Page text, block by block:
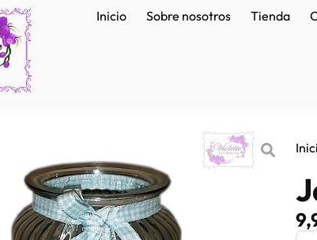
Inicio Sobre nosotros Tienda